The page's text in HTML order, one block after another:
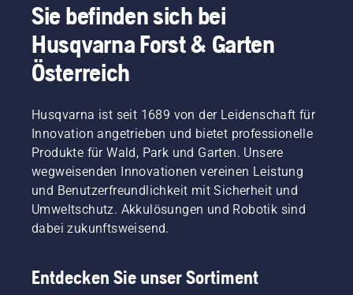
Sie befinden sich bei
Husqvarna Forst & Garten
Österreich
Husqvarna ist seit 1689 von der Leidenschaft für
Innovation angetrieben und bietet professionelle
Produkte für Wald, Park und Garten. Unsere
wegweisenden Innovationen vereinen Leistung
und Benutzerfreundlichkeit mit Sicherheit und
Umweltschutz. Akkulösungen und Robotik sind
dabei zukunftsweisend.
Entdecken Sie unser Sortiment